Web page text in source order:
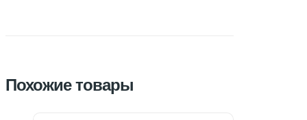
Похожие товары